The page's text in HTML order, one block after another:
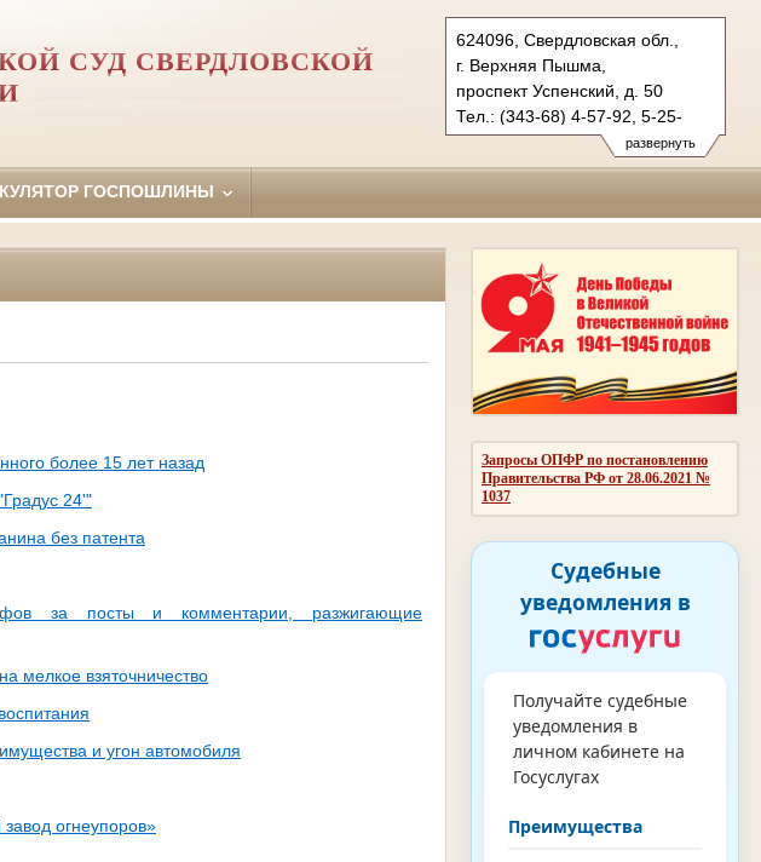
развернуть
624096, Свердловская обл.,
г. Верхняя Пышма,
проспект Успенский, д. 50
Тел.: (343-68) 4-57-92, 5-25-
45 (ф.)
verhnepyshminsky.svd@sudrf.ru
СУД СВЕРДЛОВСКОЙ
ГОСПОШЛИНЫ
Запросы ОПФР по постановлению
Правительства РФ от 28.06.2021 №
1037
Судебные
уведомления в
Получайте судебные
уведомления в
личном кабинете на
Госуслугах
Преимущества
более 15 лет назад
24'"
без патента
за посты и комментарии, разжигающие
мелкое взяточничество
и угон автомобиля
огнеупоров»